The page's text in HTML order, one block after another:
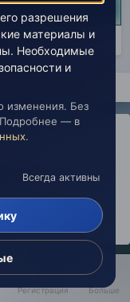
эту страницу.
Регистрация Больше
разрешения
материалы и
Необходимые
и
изменения. Без
Подробнее — в
.
Всегда активны